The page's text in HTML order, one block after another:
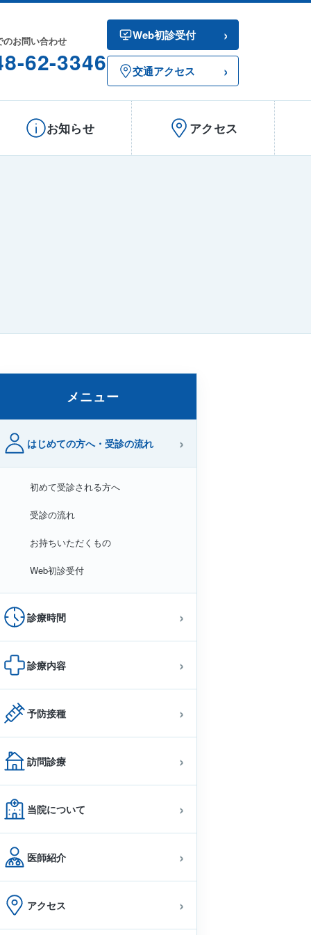
のお問い合わせ
62-3346
Web初診受付 ›
交通アクセス ›
お知らせ アクセス
メニュー
はじめての方へ・受診の流れ
初めて受診される方へ
受診の流れ
お持ちいただくもの
Web初診受付
診療時間
診療内容
予防接種
訪問診療
当院について
医師紹介
アクセス